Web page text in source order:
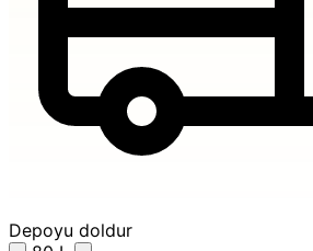
Depoyu doldur